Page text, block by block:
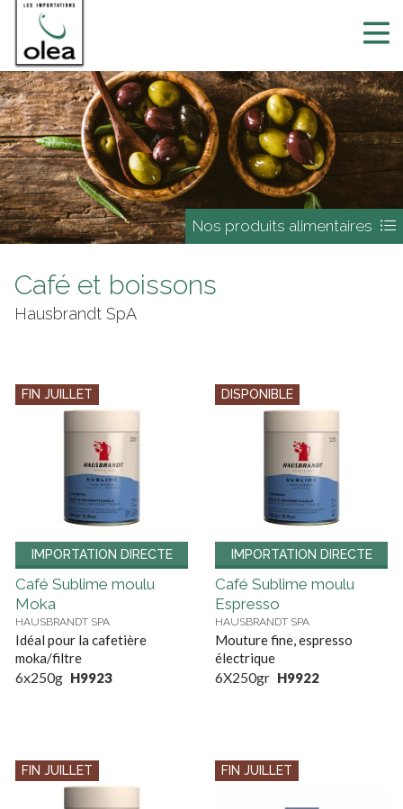
Nos produits alimentaires
Café et boissons
Hausbrandt SpA
IMPORTATION DIRECTE
FIN JUILLET
Café Sublime moulu
Moka
HAUSBRANDT SPA
Idéal pour la cafetière
moka/filtre
6x250g H9923
IMPORTATION DIRECTE
DISPONIBLE
Café Sublime moulu
Espresso
HAUSBRANDT SPA
Mouture fine, espresso
électrique
6X250gr H9922
FIN JUILLET FIN JUILLET